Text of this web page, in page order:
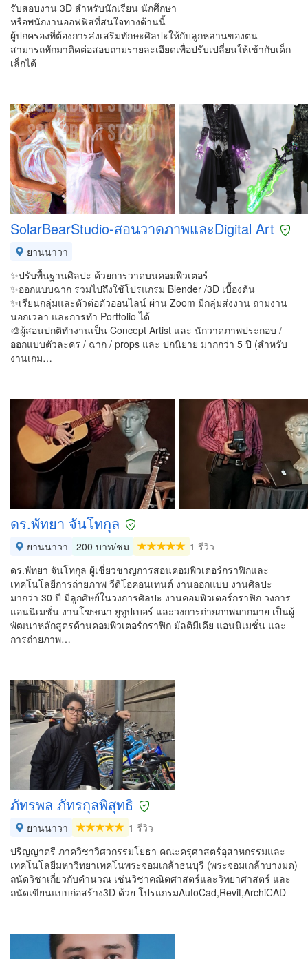
รับสอบงาน 3D สำหรับนักเรียน นักศึกษา
หรือพนักงานออฟฟิสที่สนใจทางด้านนี้
ผู้ปกครองที่ต้องการส่งเสริมทักษะศิลปะให้กับลูกหลานของตน
สามารถทักมาติดต่อสอบถามรายละเอียดเพื่อปรับเปลี่ยนให้เข้ากับเด็ก
เล็กได้
SolarBearStudio-สอนวาดภาพและDigital Art
ยานนาวา
✨ปรับพื้นฐานศิลปะ ด้วยการวาดบนคอมพิวเตอร์
✨ออกแบบฉาก รวมไปถึงใช้โปรแกรม Blender /3D เบื้องต้น
✨เรียนกลุ่มและตัวต่อตัวออนไลน์ ผ่าน Zoom มีกลุ่มส่งงาน ถามงาน
นอกเวลา และการทำ Portfolio ได้
🎨ผู้สอนปกติทำงานเป็น Concept Artist และ นักวาดภาพประกอบ /
ออกแบบตัวละคร / ฉาก / props และ ปกนิยาย มากกว่า 5 ปี (สำหรับ
งานเกม…
ดร.พัทยา จันโทกุล
ยานนาวา 200 บาท/ชม
1 รีวิว
ดร.พัทยา จันโทกุล ผู้เชี่ยวชาญการสอนคอมพิวเตอร์กราฟิกและ
เทคโนโลยีการถ่ายภาพ วีดิโอคอนเทนต์ งานออกแบบ งานศิลปะ
มากว่า 30 ปี มีลูกศิษย์ในวงการศิลปะ งานคอมพิวเตอร์กราฟิก วงการ
แอนนิเมชั่น งานโฆษณา ยูทูปเบอร์ และวงการถ่ายภาพมากมาย เป็นผู้
พัฒนาหลักสูตรด้านคอมพิวเตอร์กราฟิก มัลติมีเดีย แอนนิเมชั่น และ
การถ่ายภาพ…
ภัทรพล ภัทรกุลพิสุทธิ
ยานนาวา
1 รีวิว
ปริญญาตรี ภาควิชาวิศวกรรมโยธา คณะครุศาสตร์อุสาหกรรมและ
เทคโนโลยีมหาวิทยาเทคโนพระจอมเกล้าธนบุรี (พระจอมเกล้าบางมด)
ถนัดวิชาเกี่ยวกับคำนวณ เช่นวิชาคณิตศาสตร์และวิทยาศาสตร์ และ
ถนัดเขียนแบบก่อสร้าง3D ด้วย โปรแกรมAutoCad,Revit,ArchiCAD